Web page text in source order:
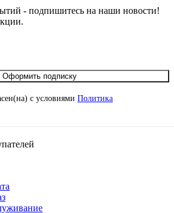
- подпишитесь на наши новости!
Оформить подписку
с условиями Политика